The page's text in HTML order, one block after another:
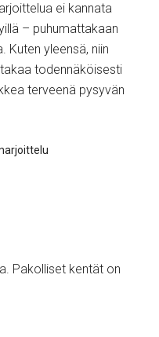
ei kannata
– puhumattakaan
Kuten yleensä, niin
todennäköisesti
terveenä pysyvän
Pakolliset kentät on